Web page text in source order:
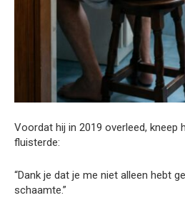
Voordat hij in 2019 overleed, kneep
fluisterde:
“Dank je dat je me niet alleen hebt
schaamte.”